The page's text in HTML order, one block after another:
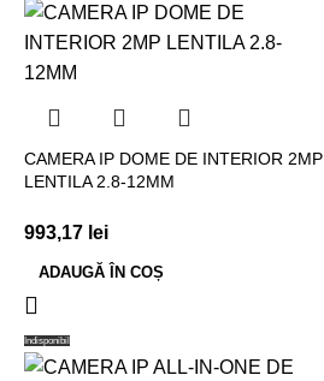
CAMERA IP DOME DE INTERIOR 2MP
LENTILA 2.8-12MM
993,17 lei
ADAUGĂ ÎN COȘ
Indisponibil